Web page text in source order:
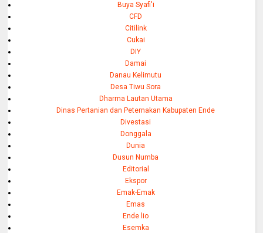
Buya Syafi'i
CFD
Citilink
Cukai
DIY
Damai
Danau Kelimutu
Desa Tiwu Sora
Dharma Lautan Utama
Dinas Pertanian dan Peternakan Kabupaten Ende
Divestasi
Donggala
Dunia
Dusun Numba
Editorial
Ekspor
Emak-Emak
Emas
Ende lio
Esemka